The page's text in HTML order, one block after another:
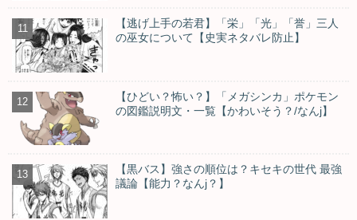
【逃げ上手の若君】「栄」「光」「誉」三人
の巫女について【史実ネタバレ防止】
【ひどい？怖い？】「メガシンカ」ポケモン
の図鑑説明文・一覧【かわいそう？/なんj】
【黒バス】強さの順位は？キセキの世代 最強
議論【能力？なんj？】